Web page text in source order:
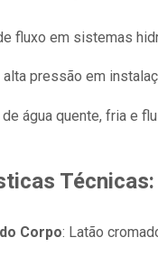
fluxo em sistemas
alta pressão em
água quente, fria e
Técnicas:
Corpo: Latão